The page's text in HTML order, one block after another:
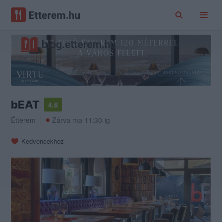
bEAT
4.6
Étterem
Zárva ma 11:30-ig
Kedvencekhez